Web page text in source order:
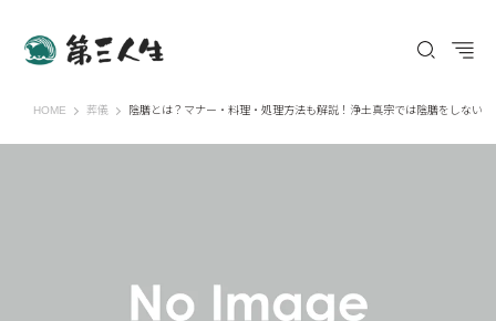
HOME 第三人生 〜寄り道の歩き方〜
葬儀 陰膳とは？マナー・料理・処理方法も解説！浄土真宗では陰膳をしない